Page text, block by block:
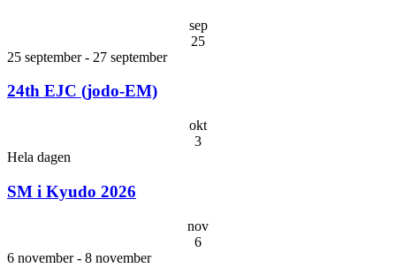
sep
25
25 september- 27 september
24th EJC (jodo-EM)
okt
3
Hela dagen
SM i Kyudo 2026
nov
6
6 november- 8 november